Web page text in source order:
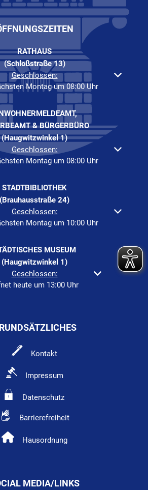
RATHAUS
(Schloßstraße 13)
Öffnungs- oder Schließzeiten
Geschlossen:
Montag um 08:00 Uhr
& BÜRGERBÜRO
(Haugwitzwinkel 1)
Öffnungs- oder Schließzeiten
Geschlossen:
Montag um 08:00 Uhr
STADTBIBLIOTHEK
(Brauhausstraße 24)
Öffnungs- oder Schließzeiten
Geschlossen:
Montag um 10:00 Uhr
MUSEUM
(Haugwitzwinkel 1)
weitere Öffnungs- oder Schließzeiten
Geschlossen:
heute um 13:00 Uhr
Kontakt
Impressum
Datenschutz
Barrierefreiheit
Hausordnung
MEDIA/LINKS